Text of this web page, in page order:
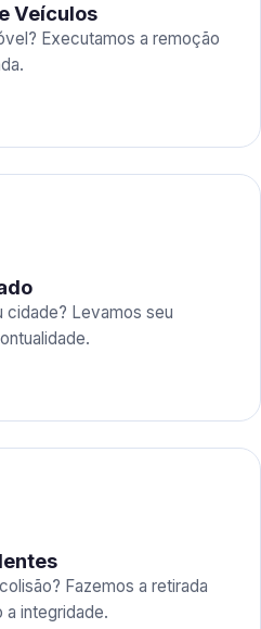
Veículos
Executamos a remoção
cidade? Levamos seu
Fazemos a retirada
integridade.